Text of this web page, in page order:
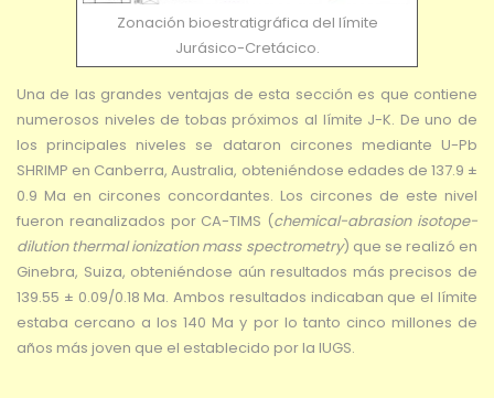
Zonación bioestratigráfica del límite
Jurásico-Cretácico.
Una de las grandes ventajas de esta sección es que contiene
numerosos niveles de tobas próximos al límite J-K. De uno de
los principales niveles se dataron circones mediante U-Pb
SHRIMP en Canberra, Australia, obteniéndose edades de 137.9 ±
0.9 Ma en circones concordantes. Los circones de este nivel
fueron reanalizados por CA-TIMS (chemical-abrasion isotope-
dilution thermal ionization mass spectrometry) que se realizó en
Ginebra, Suiza, obteniéndose aún resultados más precisos de
139.55 ± 0.09/0.18 Ma. Ambos resultados indicaban que el límite
estaba cercano a los 140 Ma y por lo tanto cinco millones de
años más joven que el establecido por la IUGS.